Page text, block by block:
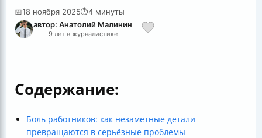
📅18 ноября 2025⏱4 минуты
автор: Анатолий Малинин
9 лет в журналистике
Содержание:
Боль работников: как незаметные детали
превращаются в серьёзные проблемы